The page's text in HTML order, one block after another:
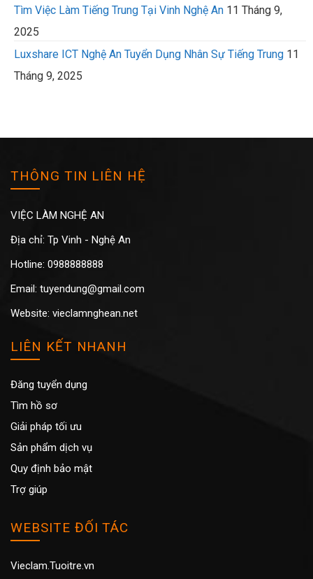
Tìm Việc Làm Tiếng Trung Tại Vinh Nghệ An 11 Tháng 9,
2025
Luxshare ICT Nghệ An Tuyển Dụng Nhân Sự Tiếng Trung 11
Tháng 9, 2025
THÔNG TIN LIÊN HỆ
VIỆC LÀM NGHỆ AN
Địa chỉ: Tp Vinh - Nghệ An
Hotline: 0988888888
Email: tuyendung@gmail.com
Website: vieclamnghean.net
LIÊN KẾT NHANH
Đăng tuyển dụng
Tìm hồ sơ
Giải pháp tối ưu
Sản phẩm dịch vụ
Quy định bảo mật
Trợ giúp
WEBSITE ĐỐI TÁC
Vieclam.Tuoitre.vn